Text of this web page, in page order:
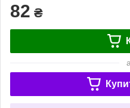
82 ₴